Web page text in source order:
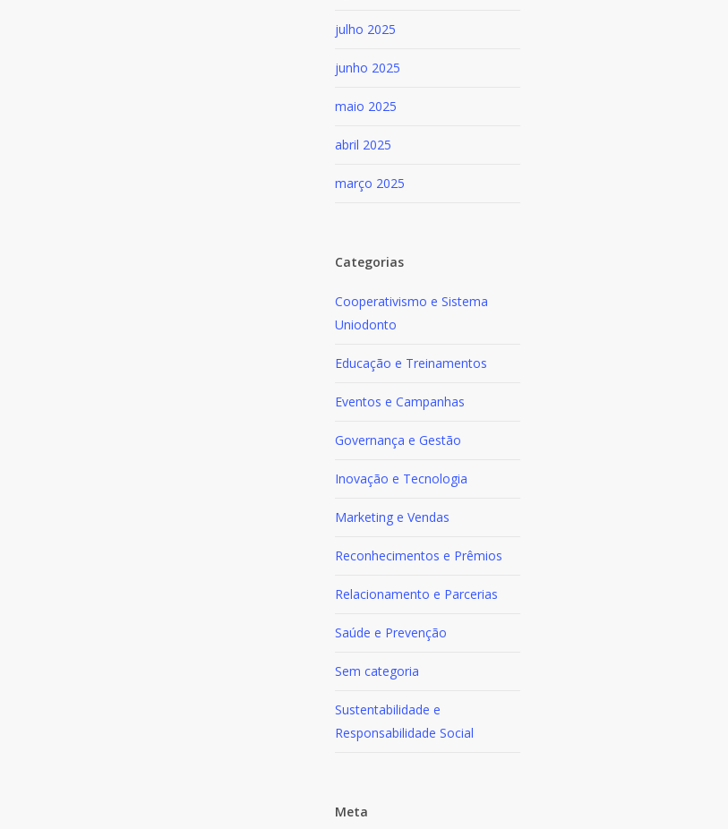
julho 2025
junho 2025
maio 2025
abril 2025
março 2025
Categorias
Cooperativismo e Sistema
Uniodonto
Educação e Treinamentos
Eventos e Campanhas
Governança e Gestão
Inovação e Tecnologia
Marketing e Vendas
Reconhecimentos e Prêmios
Relacionamento e Parcerias
Saúde e Prevenção
Sem categoria
Sustentabilidade e
Responsabilidade Social
Meta